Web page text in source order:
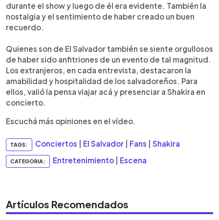
durante el show y luego de él era evidente. También la
nostalgia y el sentimiento de haber creado un buen
recuerdo.
Quienes son de El Salvador también se siente orgullosos
de haber sido anfitriones de un evento de tal magnitud.
Los extranjeros, en cada entrevista, destacaron la
amabilidad y hospitalidad de los salvadoreños. Para
ellos, valió la pensa viajar acá y presenciar a Shakira en
concierto.
Escuchá más opiniones en el vídeo.
TAGS: Conciertos El Salvador Fans Shakira
CATEGORIA: Entretenimiento Escena
Artículos Recomendados